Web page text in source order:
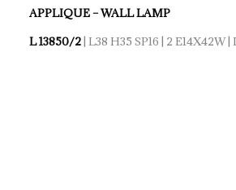
APPLIQUE – WALL LAMP
L 13850/2 | L38 H35 SP16 | 2 E14X42W |